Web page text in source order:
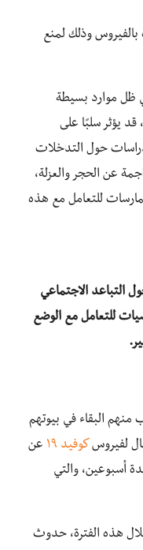
وذلك لمنع
ظل موارد بسيطة
يؤثر سلبًا على
حول التدخلات
عن الحجر والعزلة،
للتعامل مع هذه
التباعد الاجتماعي
للتعامل مع الوضع
البقاء في بيوتهم
لفيروس كوفيد ١٩
عن
أسبوعين، والتي
هذه الفترة، حدوث